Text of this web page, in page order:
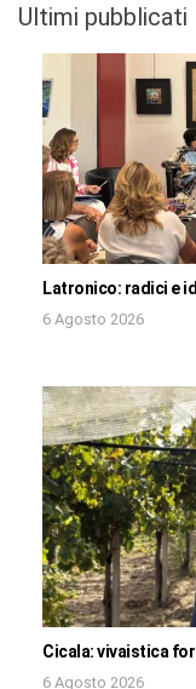
Ultimi pubblicati
Latronico: radici e
6 Agosto 2026
Cicala: vivaistica
6 Agosto 2026